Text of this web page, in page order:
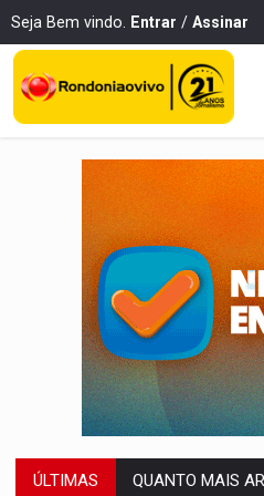
Seja Bem vindo. Entrar / Assinar
ÚLTIMAS DIA DOS PAIS: